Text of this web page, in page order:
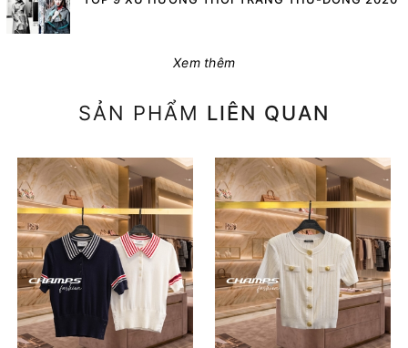
Xem thêm
SẢN PHẨM LIÊN QUAN